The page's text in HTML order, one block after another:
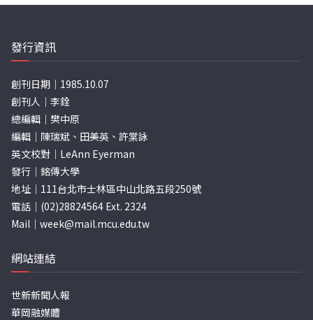
發行資訊
創刊日期｜1985.10.07
創刊人｜李銓
總編輯｜樊中原
編輯｜陳瑞斌、田美英、許棠詠
英文校對｜LeAnn Eyerman
發行｜銘傳大學
地址｜111台北市士林區中山北路五段250號
電話｜(02)28824564 Ext. 2324
Mail｜ week@mail.mcu.edu.tw
網站連結
世新新聞人報
華岡融媒體